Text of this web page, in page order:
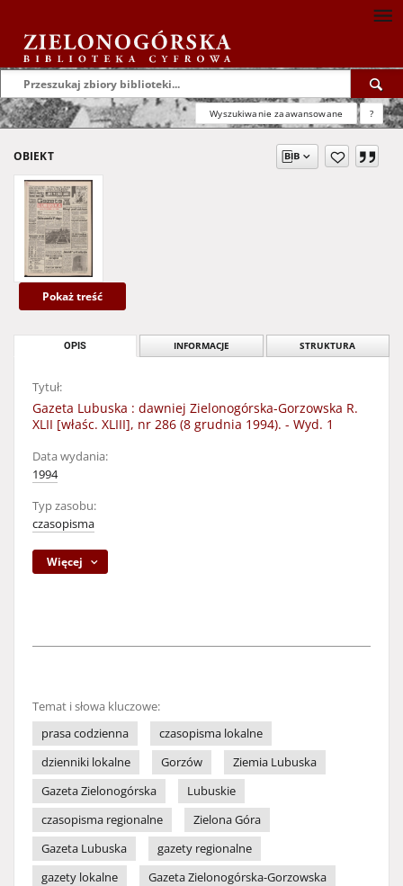
Wyszukiwanie zaawansowane ?
OBIEKT
Pokaż treść
OPIS INFORMACJE STRUKTURA
Tytuł:
Gazeta Lubuska : dawniej Zielonogórska-Gorzowska R.
XLII [właśc. XLIII], nr 286 (8 grudnia 1994). - Wyd. 1
Data wydania:
1994
Typ zasobu:
czasopisma
Więcej
Temat i słowa kluczowe:
prasa codzienna
czasopisma lokalne
dzienniki lokalne
Gorzów
Ziemia Lubuska
Gazeta Zielonogórska
Lubuskie
czasopisma regionalne
Zielona Góra
Gazeta Lubuska
gazety regionalne
gazety lokalne
Gazeta Zielonogórska-Gorzowska